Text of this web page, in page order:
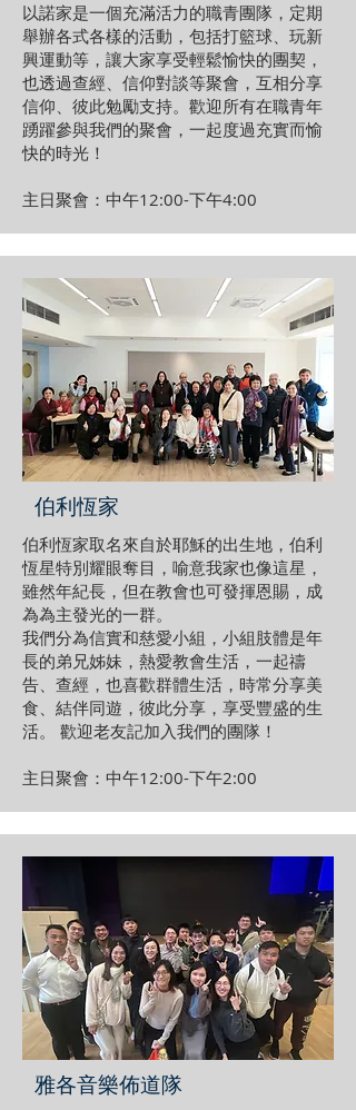
以諾家是一個充滿活力的職青團隊，定期
舉辦各式各樣的活動，包括打籃球、玩新
興運動等，讓大家享受輕鬆愉快的團契，
也透過查經、信仰對談等聚會，互相分享
信仰、彼此勉勵支持。歡迎所有在職青年
踴躍參與我們的聚會，一起度過充實而愉
快的時光！
主日聚會：中午12:00-下午4:00
伯利恆家
伯利恆家取名來自於耶穌的出生地，伯利
恆星特別耀眼奪目，喻意我家也像這星，
雖然年紀長，但在教會也可發揮恩賜，成
為為主發光的一群。
我們分為信實和慈愛小組，小組肢體是年
長的弟兄姊妹，熱愛教會生活，一起禱
告、查經，也喜歡群體生活，時常分享美
食、結伴同遊，彼此分享，享受豐盛的生
活。 歡迎老友記加入我們的團隊！
主日聚會：中午12:00-下午2:00
雅各音樂佈道隊